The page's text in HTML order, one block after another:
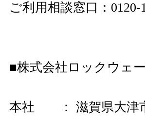
ご利用相談窓口：0120-
■株式会社ロックウェ
本社 ： 滋賀県大津市